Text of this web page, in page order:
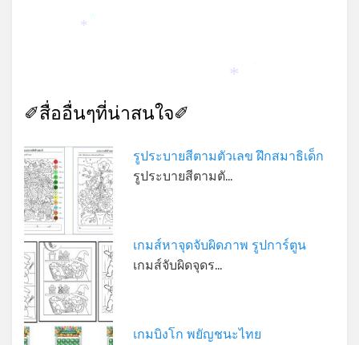
✐สื่ออื่นๆที่น่าสนใจ✐
รูประบายสีตามตัวเลข ฝึกสมาธิเด็ก
รูประบายสีตามตั…
เกมส์หาจุดจับผิดภาพ รูปการ์ตูน
เกมส์จับผิดจุดร…
เกมบิงโก พยัญชนะไทย